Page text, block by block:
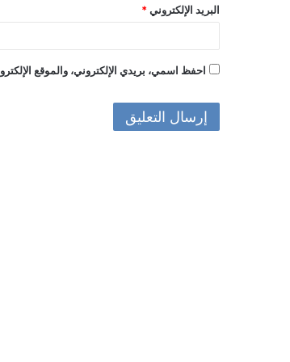
البريد الإلكتروني *
احفظ اسمي، بريدي الإلكتروني، والموقع